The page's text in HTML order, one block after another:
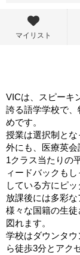
マイリスト
VICは、スピーキ
誇る語学学校で
めです。
授業は選択制と
外にも、医療英会
1クラス当たりの
ィードバックも
している方にピッ
放課後には多彩な
様々な国籍の生
図れます。
学校はダウンタ
ら徒歩3分とアク